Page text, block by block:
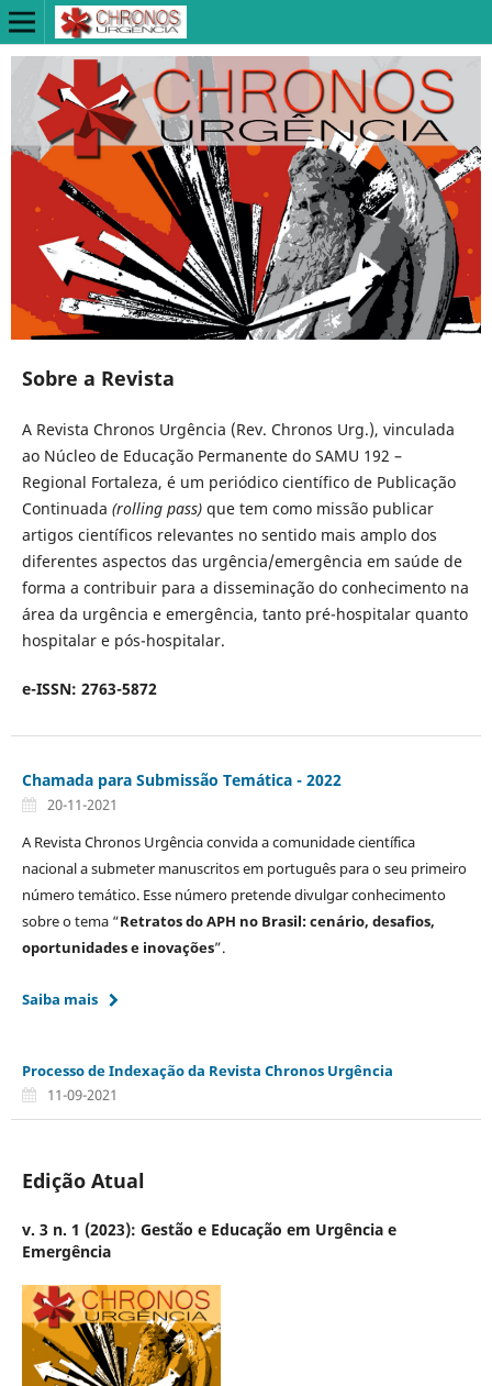
Sobre a Revista
A Revista Chronos Urgência (Rev. Chronos Urg.), vinculada
ao Núcleo de Educação Permanente do SAMU 192 –
Regional Fortaleza, é um periódico científico de Publicação
Continuada (rolling pass)que tem como missão publicar
artigos científicos relevantes no sentido mais amplo dos
diferentes aspectos das urgência/emergência em saúde de
forma a contribuir para a disseminação do conhecimento na
área da urgência e emergência, tanto pré-hospitalar quanto
hospitalar e pós-hospitalar.
e-ISSN: 2763-5872
Chamada para Submissão Temática - 2022
20-11-2021
A Revista Chronos Urgência convida a comunidade científica
nacional a submeter manuscritos em português para o seu primeiro
número temático. Esse número pretende divulgar conhecimento
sobre o tema “Retratos do APH no Brasil: cenário, desafios,
oportunidades e inovações”.
Saiba mais
Processo de Indexação da Revista Chronos Urgência
11-09-2021
Edição Atual
v. 3 n. 1 (2023): Gestão e Educação em Urgência e
Emergência